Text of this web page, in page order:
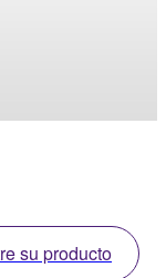
su producto